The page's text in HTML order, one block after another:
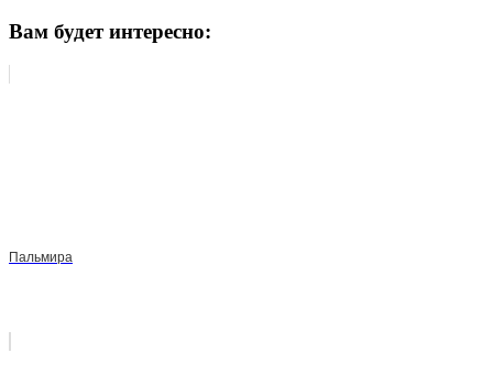
Вам будет интересно:
Пальмира